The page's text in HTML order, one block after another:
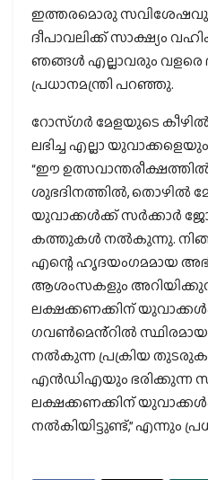
ഇത്തരമൊരു
ദീപാവലിക്ക് സാക്ഷ്യം
ഞങ്ങൾ എല്ലാവരും വളരെ
പ്രധാനമന്ത്രി പറഞ്ഞു.
റോസ്ഗർ മേളയുടെ
ലഭിച്ച എല്ലാ
“ഈ
ശുഭദിനത്തിൽ, തൊഴിൽ
യുവാക്കൾക്ക് സർക്കാർ
കത്തുകൾ നൽകുന്നു.
എന്റെ ഹൃദയംഗമമായ
ആശംസകളും
ലക്ഷക്കണക്കിന്
ഗവൺമെൻ്റിൽ
നൽകുന്ന പ്രക്രിയ
എൻഡിഎയും ഭരിക്കുന്ന
ലക്ഷക്കണക്കിന്
നൽകിയിട്ടുണ്ട്,” എന്നും